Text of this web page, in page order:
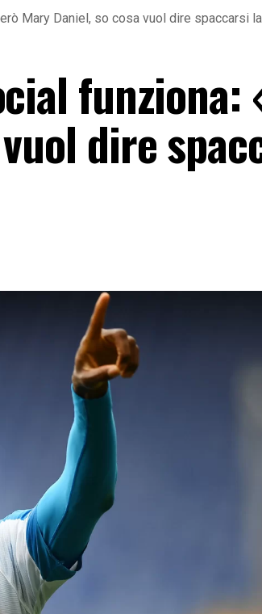
Mary Daniel, so cosa vuol dire spaccarsi
dire